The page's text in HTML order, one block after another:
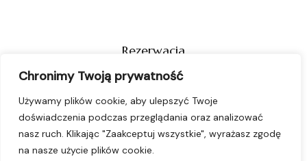
Chronimy Twoją prywatność
Używamy plików cookie, aby ulepszyć Twoje
doświadczenia podczas przeglądania oraz analizować
nasz ruch. Klikając "Zaakceptuj wszystkie", wyrażasz zgodę
na nasze użycie plików cookie.
Rezerwacja
Regulamin
Polityka prywatności